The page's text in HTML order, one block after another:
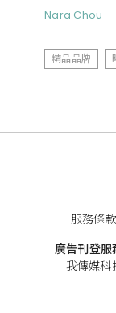
Nara Chou
精品品牌
服務條款
廣告刊登服
我傳媒科